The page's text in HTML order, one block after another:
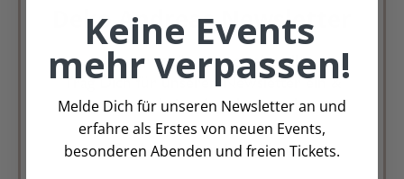
Deko Andreas Newsletter
Immer schön, immer aktuell.
Trag Dich für unseren Newsletter ein &
verpasse keine Angebote mehr
Zur Newsletter Anmeldung
Keine Events
mehr verpassen!
Melde Dich für unseren Newsletter an und
erfahre als Erstes von neuen Events,
besonderen Abenden und freien Tickets.